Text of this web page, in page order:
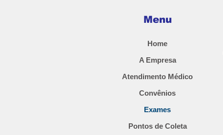
Menu
Home
A Empresa
Atendimento Médico
Convênios
Exames
Pontos de Coleta